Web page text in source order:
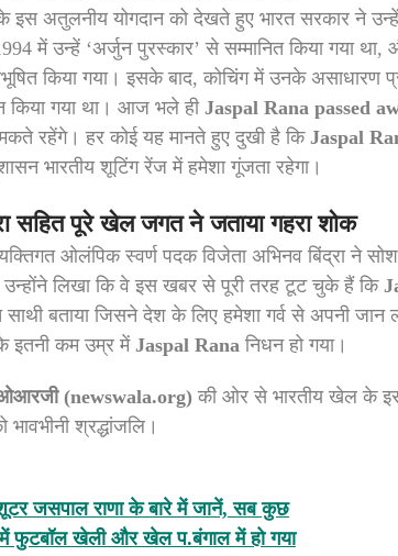
अतुलनीय योगदान को देखते हुए भारत सरकार ने उन्हें
में उन्हें ‘अर्जुन पुरस्कार’ से सम्मानित किया गया
किया गया। इसके बाद, कोचिंग में उनके असाधारण
किया गया था। आज भले ही Jaspal Rana passed
रहेंगे। हर कोई यह मानते हुए दुखी है कि Jaspal
भारतीय शूटिंग रेंज में हमेशा गूंजता रहेगा।
सहित पूरे खेल जगत ने जताया गहरा शोक
ओलंपिक स्वर्ण पदक विजेता अभिनव बिंद्रा ने
उन्होंने लिखा कि वे इस खबर से पूरी तरह टूट चुके हैं कि
साथी बताया जिसने देश के लिए हमेशा गर्व से अपनी
इतनी कम उम्र में Jaspal Ranaनिधन हो गया।
ओआरजी (newswala.org) की ओर से भारतीय खेल के
श्रद्धांजलि।
जसपाल राणा के बारे में जानें, सब कुछ
में फुटबॉल खेली और खेल प.बंगाल में हो गया